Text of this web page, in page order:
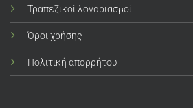
Τραπεζικοί λογαριασμοί
Όροι χρήσης
Πολιτική απορρήτου